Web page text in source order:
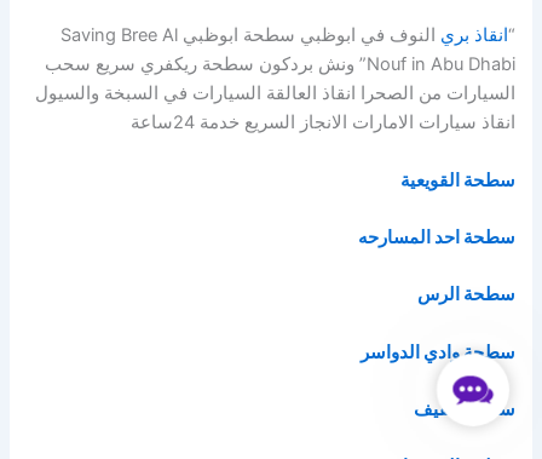
“ انقاذ بري
النوف في ابوظبي سطحة ابوظبي Saving Bree Al
Nouf in Abu Dhabi” ونش بردكون سطحة ريكفري سريع سحب
السيارات من الصحرا انقاذ العالقة السيارات في السبخة والسيول
انقاذ سيارات الامارات الانجاز السريع خدمة 24ساعة
سطحة القويعية
سطحة احد المسارحه
سطحة الرس
سطحة وادي الدواسر
سطحة عفيف
Contact